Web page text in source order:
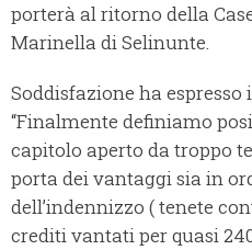
porterà al ritorno della
Marinella di Selinunte.
Soddisfazione ha
“Finalmente definiamo
capitolo aperto da troppo
porta dei vantaggi sia in
dell’indennizzo ( tenete
crediti vantati per quasi